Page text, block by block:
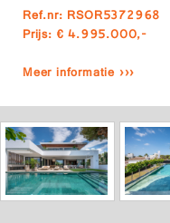
Ref.nr: RSOR5372968
Prijs: € 4.995.000,-
Meer informatie ›››